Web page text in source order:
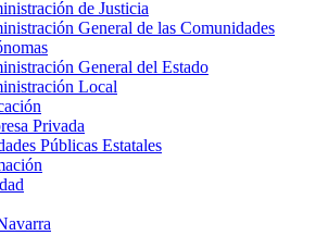
de Justicia
General de las Comunidades
General del Estado
Local
Privada
Públicas Estatales